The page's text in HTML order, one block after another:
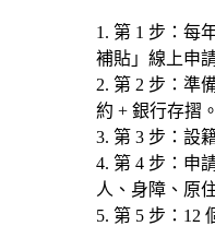
第 1 步 ：每
補貼」線上申
第 2 步 ：準
約 + 銀行存摺 。
第 3 步 ： 設
第 4 步 ：申
人、身障、原
第 5 步 ： 12